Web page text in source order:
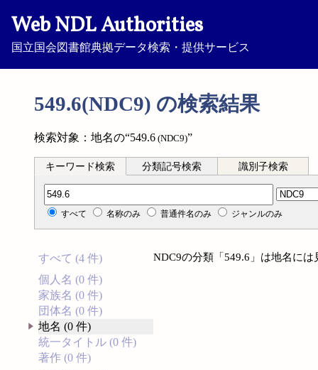
Web NDL Authorities
国立国会図書館典拠データ検索・提供サービス
549.6(NDC9) の検索結果
検索対象：地名の“549.6 (NDC9)”
キーワード検索 分類記号検索 識別子検索
分類記号検索
すべて 名称のみ 普通件名のみ ジャンルのみ
すべて (4 件)
個人名 (0 件)
家族名 (0 件)
団体名 (0 件)
地名 (0 件)
統一タイトル (0 件)
著作 (0 件)
NDC9の分類「549.6」は地名に